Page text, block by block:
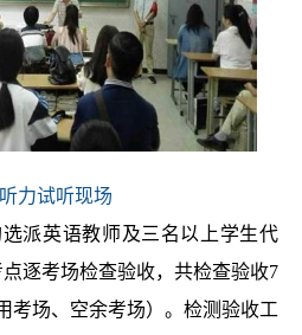
力试听现场
派英语教师及三名以上学生代
逐考场检查验收，共检查验收7
考场、空余考场）。检测验收工